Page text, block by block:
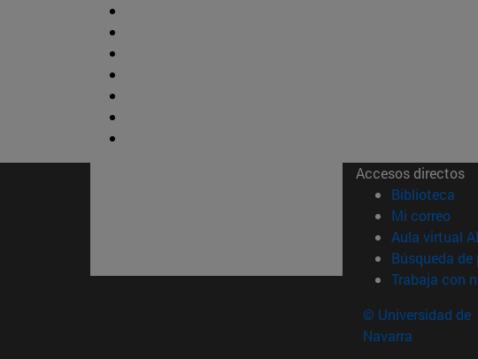
Accesos directos
Biblioteca
Mi correo
Aula virtual
Búsqueda de
Trabaja con
© Universidad de
Navarra